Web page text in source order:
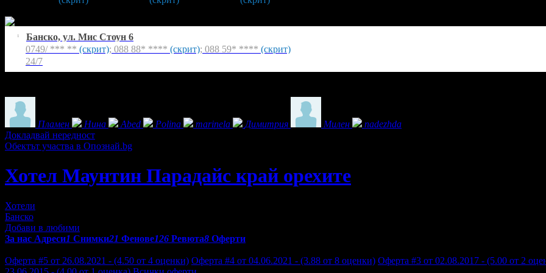
1
Банско, ул. Мис Стоун 6
0749/ *** ** (скрит); 088 88* **** (скрит); 088 59* **** (скрит)
24/7
Пламен Нина Abed Polina marinela Димитрия Милен
nadezhda
Докладвай нередност
Обектът участва в Опознай.bg
Хотел Маунтин Парадайс край орехите
Хотели
Банско
Добави в любими
За нас Адреси1 Снимки21 Фенове126 Ревюта8 Оферти
Оферта #5 от 26.08.2021 - (4.50 от 4 оценки) Оферта #4 от 04.06.2021 - (3.88 от 8 оценки) Оферта #3 от 02.08.2017 - (5.00 от 2